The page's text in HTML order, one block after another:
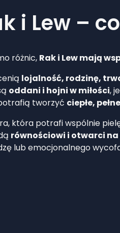
i Lew –
różnic, Rak i Lew mają
lojalność, rodzinę,
oddani i hojni w miłości,
tworzyć ciepłe,
która potrafi wspólnie
równościowi i otwarci
lub emocjonalnego